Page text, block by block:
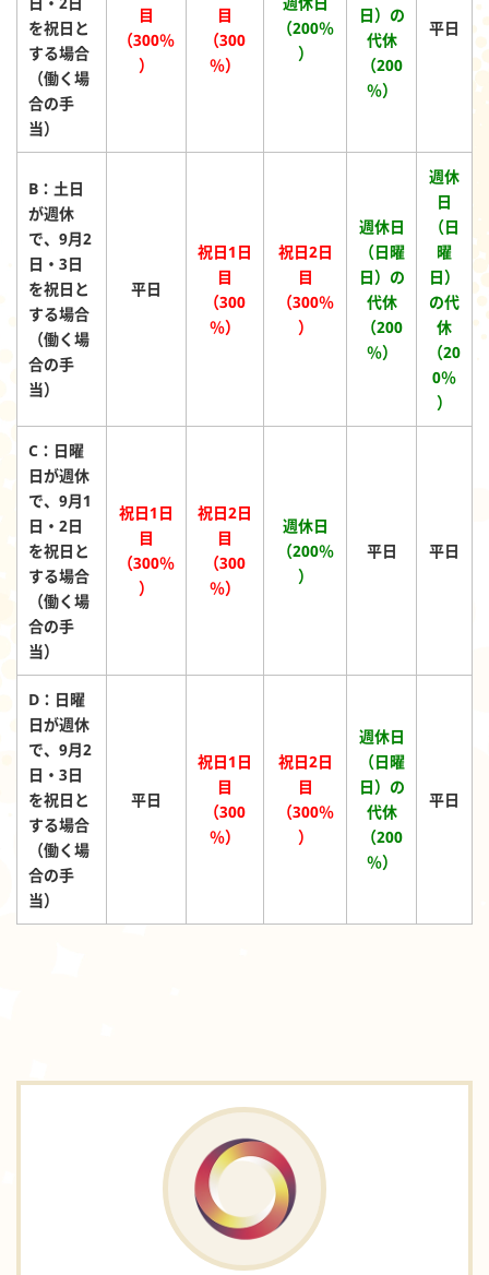
を祝日と
する場合
（働く場
合の手
当）
目
（300％
）
目
（300
％）
（200％
）
日） の
代休
（200
％）
平日
B：土日
が週休
で、9月2
日・3日
を祝日と
する場合
（働く場
合の手
当）
平日
祝日1日
目
（300
％）
祝日2日
目
（300％
）
週休日
（日曜
日） の
代休
（200
％）
週休
日
（日
曜
日）
の代
休
（20
0％
）
C：日曜
日が週休
で、9月1
日・2日
を祝日と
する場合
（働く場
合の手
当）
祝日1日
目
（300％
）
祝日2日
目
（300
％）
週休日
（200％
）
平日 平日
D：日曜
日が週休
で、9月2
日・3日
を祝日と
する場合
（働く場
合の手
当）
平日
祝日1日
目
（300
％）
祝日2日
目
（300％
）
週休日
（日曜
日） の
代休
（200
％）
平日